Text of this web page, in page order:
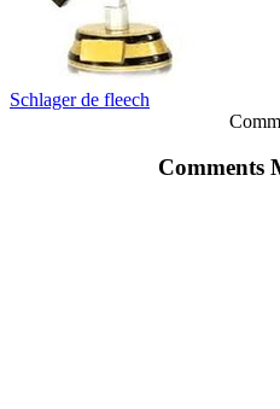
Schlager de fleech
Comments